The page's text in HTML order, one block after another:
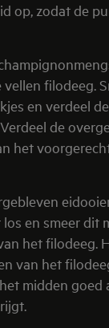
op, zodat de
filodeeg.
en verdeel
de
het
en smeer dit
het filodeeg.
van het
midden goed